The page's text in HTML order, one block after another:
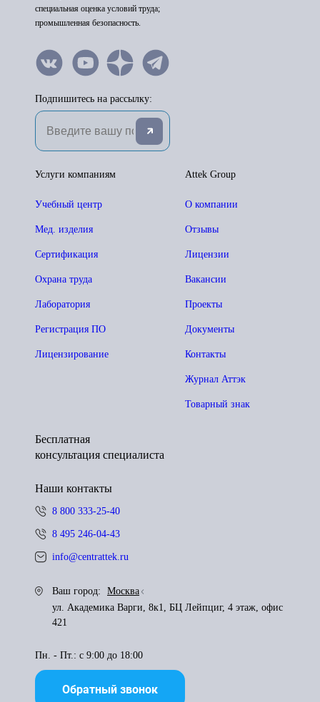
специальная оценка условий труда;
промышленная безопасность.
Подпишитесь на рассылку:
Attek Group
О компании
Отзывы
Лицензии
Вакансии
Проекты
Документы
Контакты
Журнал Аттэк
Товарный знак
Услуги компаниям
Учебный центр
Мед. изделия
Сертификация
Охрана труда
Лаборатория
Регистрация ПО
Лицензирование
Бесплатная
консультация специалиста
Наши контакты
8 800 333-25-40
8 495 246-04-43
info@centrattek.ru
Ваш город:
Москва
ул. Академика Варги, 8к1, БЦ Лейпциг, 4 этаж, офис
421
Пн. - Пт.: с 9:00 до 18:00
Обратный звонок